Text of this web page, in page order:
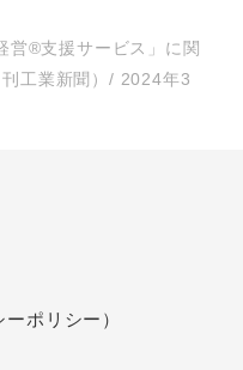
営®支援サービス」に関
工業新聞）/ 2024年3
ポリシー）